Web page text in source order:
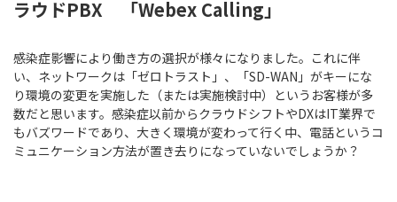
会社情報
ラウドPBX 「Webex Calling」
感染症影響により働き方の選択が様々になりました。これに伴
い、ネットワークは「ゼロトラスト」、「SD-WAN」がキーにな
り環境の変更を実施した（または実施検討中）というお客様が多
数だと思います。感染症以前からクラウドシフトやDXはIT業界で
もバズワードであり、大きく環境が変わって行く中、電話というコ
ミュニケーション方法が置き去りになっていないでしょうか？